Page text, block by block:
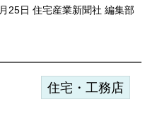
25日 住宅産業新聞社 編集部
住宅・工務店